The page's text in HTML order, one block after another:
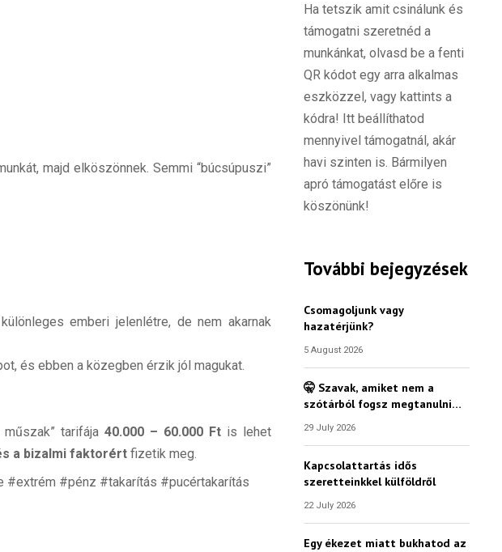
majd elköszönnek. Semmi “búcsúpuszi”
emberi jelenlétre, de nem akarnak
és ebben a közegben érzik jól magukat.
tarifája 40.000 – 60.000 Ft is lehet
a bizalmi faktorért fizetik meg.
#pénz #takarítás #pucértakarítás
Ha tetszik amit csinálunk és
támogatni szeretnéd a
munkánkat, olvasd be a fenti
QR kódot egy arra alkalmas
eszközzel, vagy kattints a
kódra! Itt beállíthatod
mennyivel támogatnál, akár
havi szinten is. Bármilyen
apró támogatást előre is
köszönünk!
További bejegyzések
Csomagoljunk vagy
hazatérjünk?
5 August 2026
🤫 Szavak, amiket nem a
szótárból fogsz megtanulni…
29 July 2026
Kapcsolattartás idős
szeretteinkkel külföldről
22 July 2026
Egy ékezet miatt bukhatod az